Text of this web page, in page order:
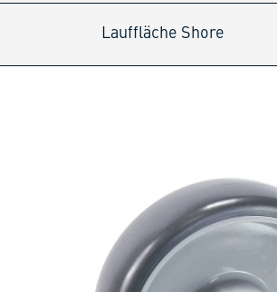
Lauffläche Shore